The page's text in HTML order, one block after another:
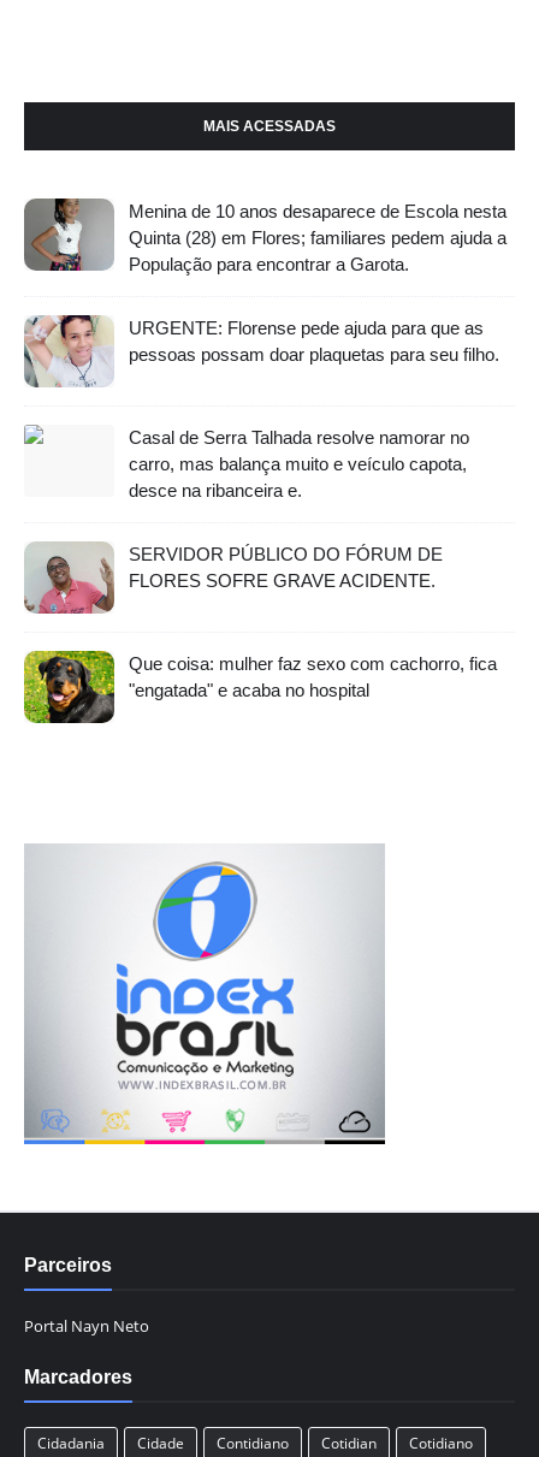
MAIS ACESSADAS
Menina de 10 anos desaparece de Escola nesta
Quinta (28) em Flores; familiares pedem ajuda a
População para encontrar a Garota.
URGENTE: Florense pede ajuda para que as
pessoas possam doar plaquetas para seu filho.
Casal de Serra Talhada resolve namorar no
carro, mas balança muito e veículo capota,
desce na ribanceira e.
SERVIDOR PÚBLICO DO FÓRUM DE
FLORES SOFRE GRAVE ACIDENTE.
Que coisa: mulher faz sexo com cachorro, fica
"engatada" e acaba no hospital
Parceiros
Portal Nayn Neto
Marcadores
Cidadania Cidade Contidiano Cotidian Cotidiano